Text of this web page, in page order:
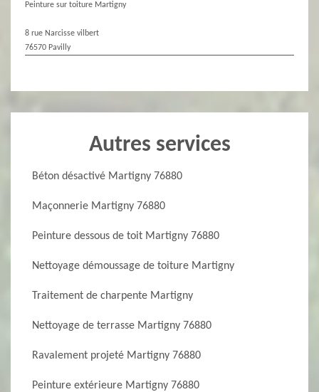
Peinture sur toiture Martigny
8 rue Narcisse vilbert
76570 Pavilly
Autres services
Béton désactivé Martigny 76880
Maçonnerie Martigny 76880
Peinture dessous de toit Martigny 76880
Nettoyage démoussage de toiture Martigny
Traitement de charpente Martigny
Nettoyage de terrasse Martigny 76880
Ravalement projeté Martigny 76880
Peinture extérieure Martigny 76880